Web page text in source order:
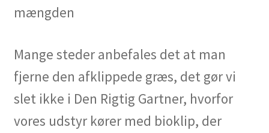
mængden
Mange steder anbefales det at man
fjerne den afklippede græs, det gør vi
slet ikke i Den Rigtig Gartner, hvorfor
vores udstyr kører med bioklip, der